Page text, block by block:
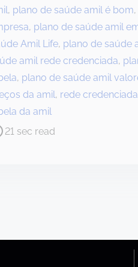
, plano de saúde amil é bom,
, plano de saúde amil
Amil Life, plano de saúde
amil rede credenciada,
, plano de saúde amil
da amil, rede
da amil
21 sec read